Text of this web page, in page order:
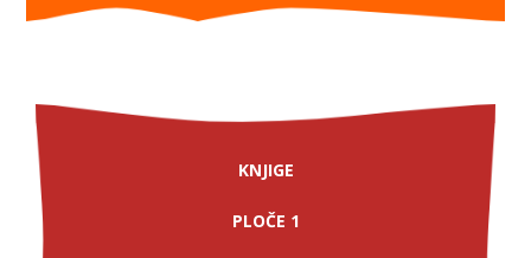
KNJIGE
PLOČE 1